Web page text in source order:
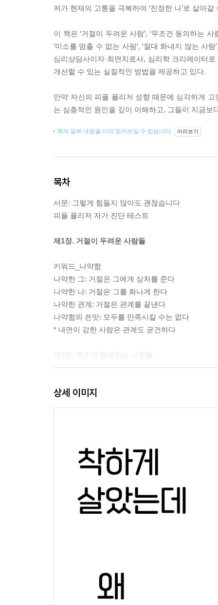
저가 현재의 고통을 극복하여 ‘진정한 나’로 살아
이 책은 ‘거절이 두려운 사람’, ‘무조건 동의하는
‘미소를 멈출 수 없는 사람’, ‘절대 화내지 않는 사
심리상담사이자 최면치료사, 심리학 크리에이터
개선할 수 있는 실질적인 방법을 제공하고 있다.
만약 자신의 피플 플리저 성향 때문에 심각하게
는 심층적인 원인을 깊이 이해하고, 그들이 지금
책의 일부 내용을 미리 읽어보실 수 있습니다. 미리보기
목차
서문: 그렇게 힘들지 않아도 괜찮습니다
피플 플리저 자가 진단 테스트
제1장. 거절이 두려운 사람들
키워드_나약함
나약한 그: 거절은 그에게 상처를 준다
나약한 나: 거절은 그를 화나게 한다
나약한 관계: 거절은 관계를 끝낸다
나약함의 쓴맛: 모두를 만족시킬 수는 없다
* 내면이 강한 사람은 관계도 굳건하다
억압된 주관: 내 생각을 드러내면 위험해진다
억압된 본성: 남들과 같아야 안전하다
제3장. 죽어도 부탁은 못 하는 사람들
키워드_열등감과 나르시시즘
무너뜨릴 수 없는 나르시시즘: 누구도 내게 NO라
제4장. 돕지 않고는 못 배기는 사람들
상세 이미지